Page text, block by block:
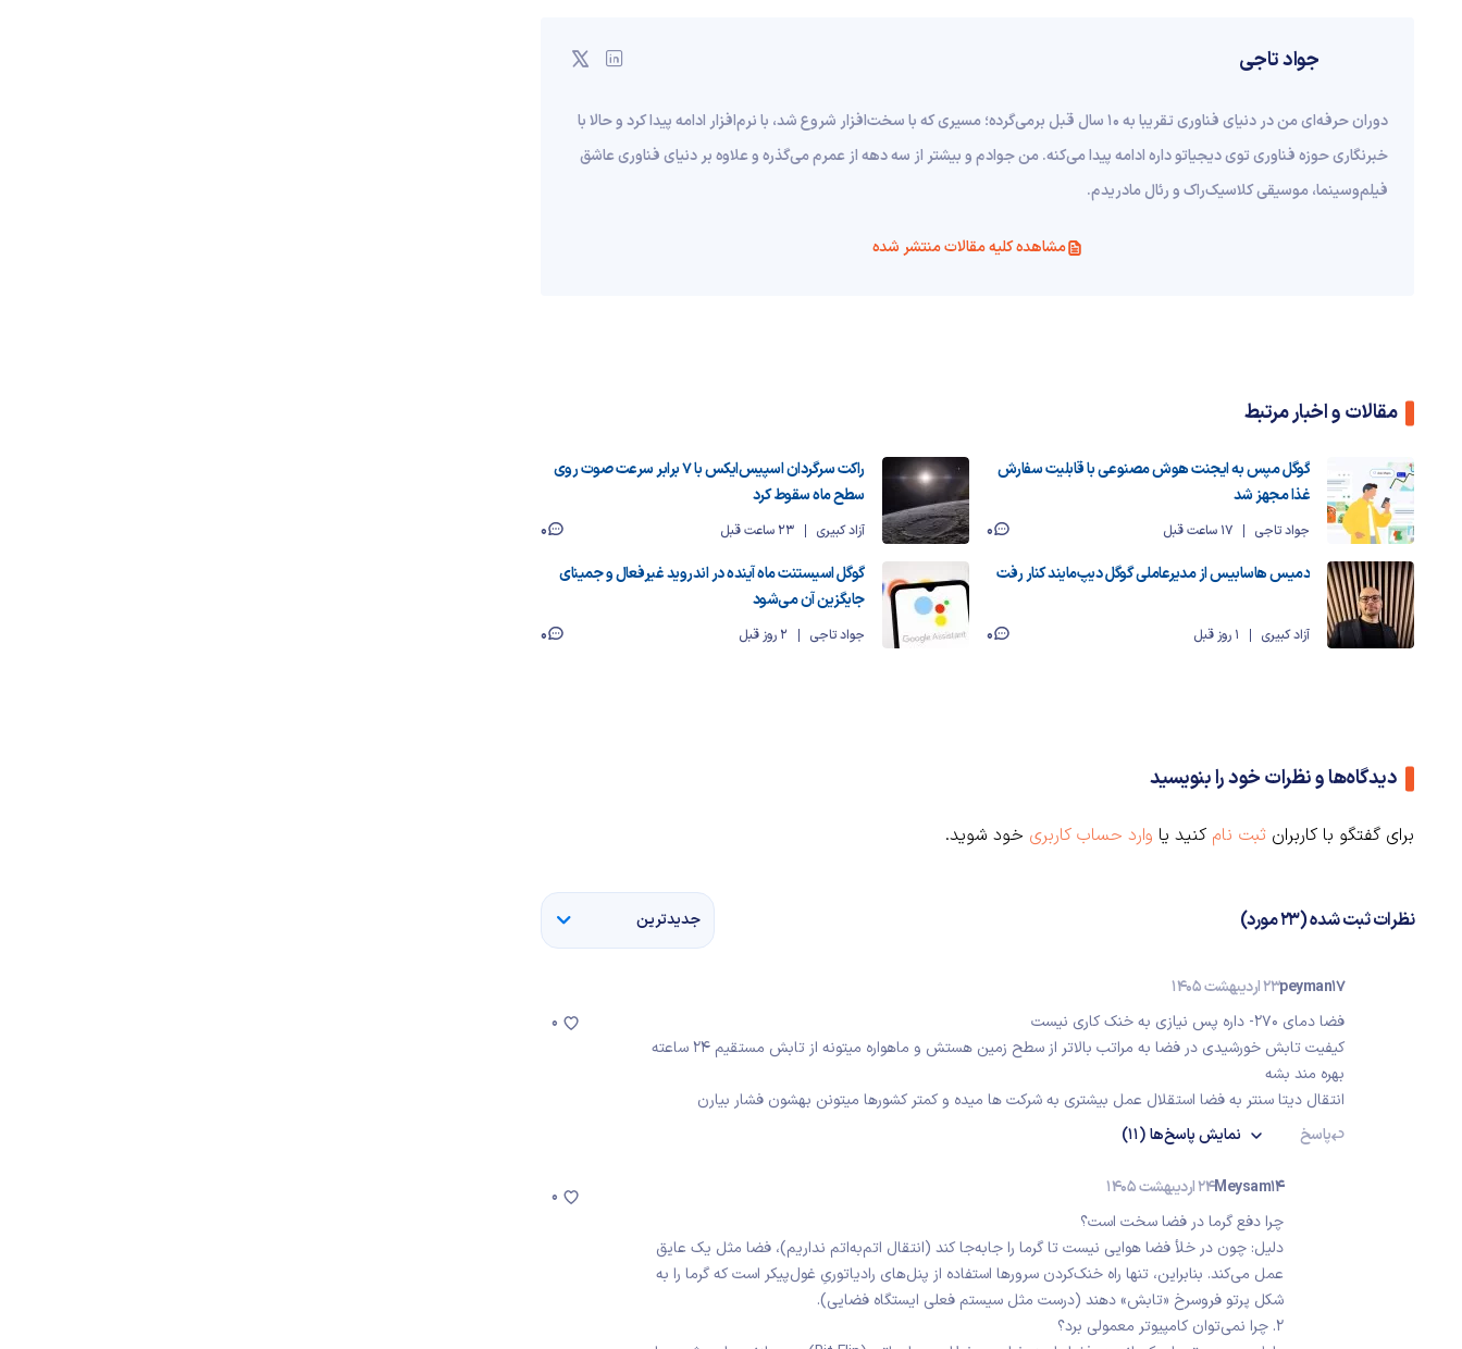
جواد تاجی
دوران حرفه‌ای من در دنیای فناوری تقریبا به ۱۰ سال قبل برمی‌گرده؛ مسیری که با سخت‌افزار شروع شد، با نرم‌افزار ادامه پیدا کرد و حالا با
خبرنگاری حوزه فناوری توی دیجیاتو داره ادامه پیدا می‌کنه. من جوادم و بیشتر از سه دهه از عمرم می‌گذره و علاوه بر دنیای فناوری عاشق
فیلم‌و‌سینما، موسیقی کلاسیک‌راک و رئال مادریدم.
مشاهده کلیه مقالات منتشر شده
مقالات و اخبار مرتبط
گوگل مپس به ایجنت هوش مصنوعی با قابلیت سفارش
غذا مجهز شد
جواد تاجی 17 ساعت قبل 0
راکت سرگردان اسپیس‌ایکس با ۷ برابر سرعت صوت روی
سطح ماه سقوط کرد
آزاد کبیری 23 ساعت قبل
0
دمیس هاسابیس از مدیرعاملی گوگل دیپ‌مایند کنار رفت
آزاد کبیری 1 روز قبل 0
گوگل اسیستنت ماه آینده در اندروید غیرفعال و جمینای
جایگزین آن می‌شود
جواد تاجی 2 روز قبل 0
دیدگاه‌ها و نظرات خود را بنویسید
برای گفتگو با کاربران ثبت نام کنید یا وارد حساب کاربری خود شوید.
نظرات ثبت شده (23 مورد) جدیدترین
peyman1723 اردیبهشت 1405
فضا دمای ۲۷۰- داره پس نیازی به خنک کاری نیست
کیفیت تابش خورشیدی در فضا به مراتب بالاتر از سطح زمین هستش و ماهواره میتونه از تابش مستقیم ۲۴ ساعته
بهره مند بشه
انتقال دیتا سنتر به فضا استقلال عمل بیشتری به شرکت ها میده و کمتر کشورها میتونن بهشون فشار بیارن
پاسخ
نمایشپاسخ‌ها(11)
0
Meysam1424 اردیبهشت 1405
چرا دفع گرما در فضا سخت است؟
دلیل: چون در خلأ فضا هوایی نیست تا گرما را جابه‌جا کند (انتقال اتم‌به‌اتم نداریم)، فضا مثل یک عایق
عمل می‌کند. بنابراین، تنها راه خنک‌کردن سرورها استفاده از پنل‌های رادیاتوریِ غول‌پیکر است که گرما را به
شکل پرتو فروسرخ «تابش» دهند (درست مثل سیستم فعلی ایستگاه فضایی).
​۲. چرا نمی‌توان کامپیوتر معمولی برد؟
0